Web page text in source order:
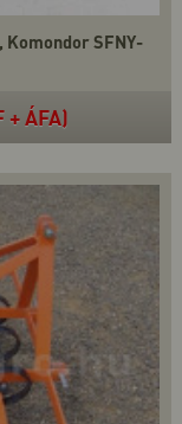
SFNY-
+ ÁFA)